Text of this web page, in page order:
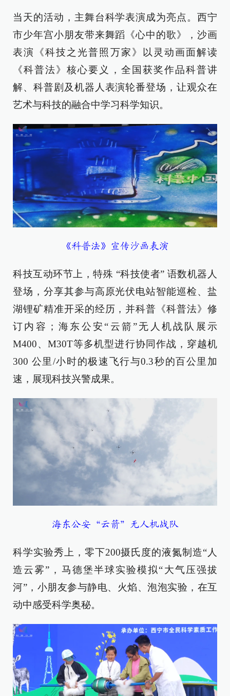
当天的活动，主舞台科学表演成为亮点。西宁
市少年宫小朋友带来舞蹈《心中的歌》，沙画
表演《科技之光普照万家》以灵动画面解读
《科普法》核心要义，全国获奖作品科普讲
解、科普剧及机器人表演轮番登场，让观众在
艺术与科技的融合中学习科学知识。
《科普法》宣传沙画表演
科技互动环节上，特殊 “科技使者” 语数机器人
登场，分享其参与高原光伏电站智能巡检、盐
湖锂矿精准开采的经历，并科普《科普法》修
订内容；海东公安“云箭”无人机战队展示
M400、M30T等多机型进行协同作战，穿越机
300 公里/小时的极速飞行与0.3秒的百公里加
速，展现科技兴警成果。
海东公安“云箭”无人机战队
科学实验秀上，零下200摄氏度的液氮制造“人
造云雾”，马德堡半球实验模拟“大气压强拔
河”，小朋友参与静电、火焰、泡泡实验，在互
动中感受科学奥秘。